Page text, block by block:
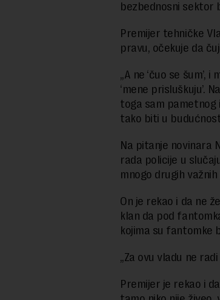
bezbednosni sektor
Premijer tehničke
pravu, očekuje da
„A ne ‘čuo se šum’,
‘mene prisluškuju’.
toga sam pametnog
tako biti u
Na pitanje novinara
rada policije u
mnogo drugih
On je rekao i da ne
klan da pod
kojima su fantomke
„Za ovu vladu ne
Premijer je rekao i